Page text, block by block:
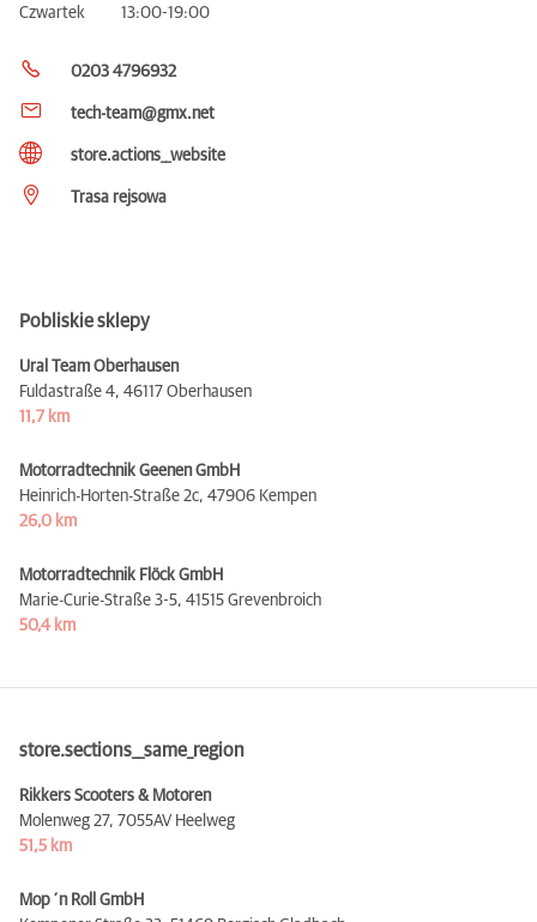
Czwartek
13:00-19:00
0203 4796932
tech-team@gmx.net
store.actions__website
Trasa rejsowa
Pobliskie sklepy
Ural Team Oberhausen
Fuldastraße 4, 46117 Oberhausen
11,7 km
Motorradtechnik Geenen GmbH
Heinrich-Horten-Straße 2c, 47906 Kempen
26,0 km
Motorradtechnik Flöck GmbH
Marie-Curie-Straße 3-5, 41515 Grevenbroich
50,4 km
store.sections__same_region
Rikkers Scooters & Motoren
Molenweg 27, 7055AV Heelweg
51,5 km
Mop´n Roll GmbH